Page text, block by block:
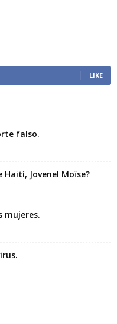
LIKE
falso.
Jovenel Moïse?
mujeres.